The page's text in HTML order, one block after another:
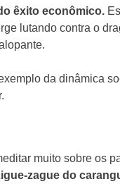
êxito econômico.
lutando contra o
da dinâmica
muito sobre os
zague do